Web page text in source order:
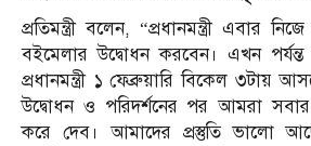
প্রতিমন্ত্রী বলেন, “প্রধানমন্ত্রী এবার
বইমেলার উদ্বোধন করবেন। এখন পর্যন্ত
প্রধানমন্ত্রী ১ ফেব্রুয়ারি বিকেল ৩টায়
উদ্বোধন ও পরিদর্শনের পর আমরা
করে দেব। আমাদের প্রস্তুতি ভালো